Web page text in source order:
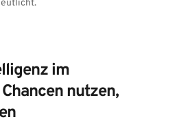
im
nutzen,